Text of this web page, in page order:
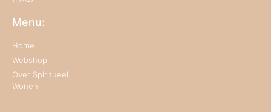
Menu:
Home
Webshop
Over Spiritueel
Wonen